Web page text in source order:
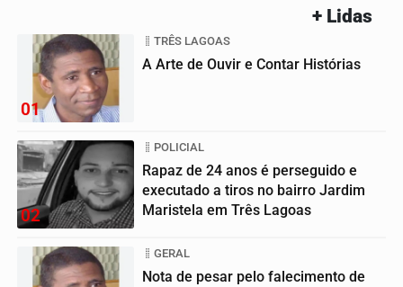
+ Lidas
01
TRÊS LAGOAS
A Arte de Ouvir e Contar Histórias
02
POLICIAL
Rapaz de 24 anos é perseguido e
executado a tiros no bairro Jardim
Maristela em Três Lagoas
GERAL
Nota de pesar pelo falecimento de